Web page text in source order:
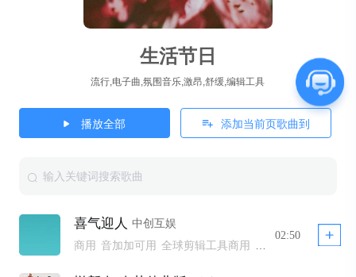
生活节日
流行,电子曲,氛围音乐,激昂,舒缓,编辑工具
播放全部 添加当前页歌曲到
喜气迎人 中创互娱
商用 音加加可用 全球剪辑工具商用
02:50